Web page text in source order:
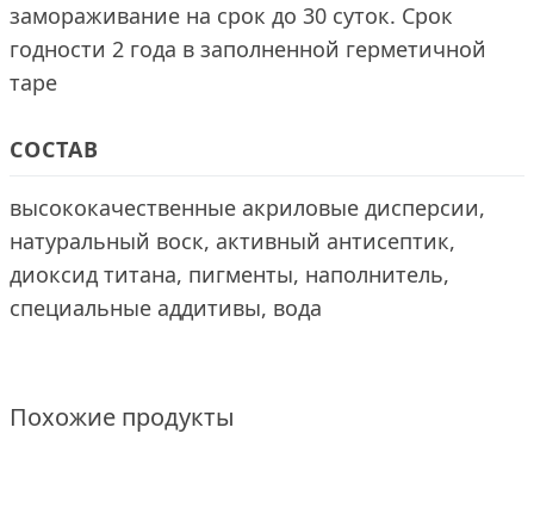
замораживание на срок до 30 суток. Срок
годности 2 года в заполненной герметичной
таре
СОСТАВ
высококачественные акриловые дисперсии,
натуральный воск, активный антисептик,
диоксид титана, пигменты, наполнитель,
специальные аддитивы, вода
Похожие продукты